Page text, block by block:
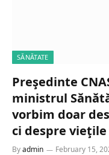
SĂNĂTATE
Preşedinte
ministrul
vorbim doar
ci despre
Byadmin February 15,